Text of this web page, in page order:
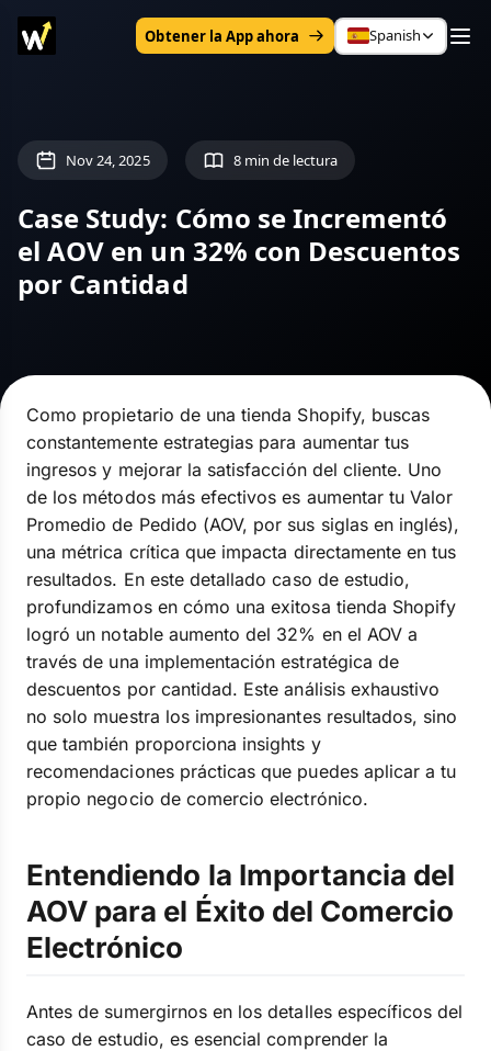
Obtener la App ahora Spanish
Nov 24, 2025 8 min de lectura
Case Study: Cómo se Incrementó
el AOV en un 32% con Descuentos
por Cantidad
Como propietario de una tienda Shopify, buscas
constantemente estrategias para aumentar tus
ingresos y mejorar la satisfacción del cliente. Uno
de los métodos más efectivos es aumentar tu Valor
Promedio de Pedido (AOV, por sus siglas en inglés),
una métrica crítica que impacta directamente en tus
resultados. En este detallado caso de estudio,
profundizamos en cómo una exitosa tienda Shopify
logró un notable aumento del 32% en el AOV a
través de una implementación estratégica de
descuentos por cantidad. Este análisis exhaustivo
no solo muestra los impresionantes resultados, sino
que también proporciona insights y
recomendaciones prácticas que puedes aplicar a tu
propio negocio de comercio electrónico.
Entendiendo la Importancia del
AOV para el Éxito del Comercio
Electrónico
Antes de sumergirnos en los detalles específicos del
caso de estudio, es esencial comprender la